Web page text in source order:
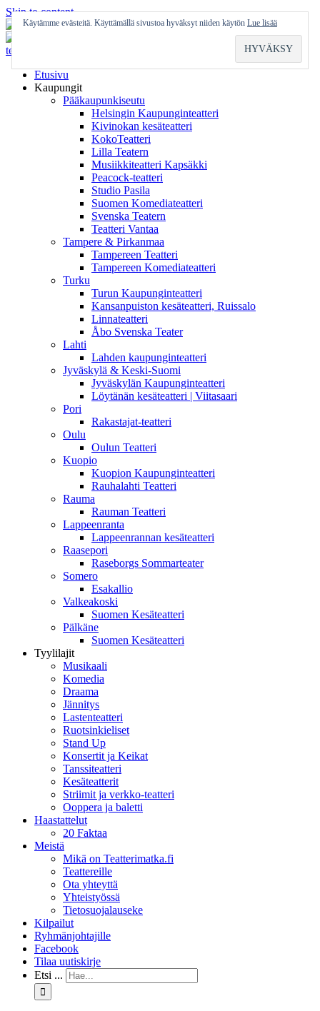
Skip to content
Etusivu
Kaupungit
Pääkaupunkiseutu
Helsingin Kaupunginteatteri
Kivinokan kesäteatteri
KokoTeatteri
Lilla Teatern
Musiikkiteatteri Kapsäkki
Peacock-teatteri
Studio Pasila
Suomen Komediateatteri
Svenska Teatern
Teatteri Vantaa
Tampere & Pirkanmaa
Tampereen Teatteri
Tampereen Komediateatteri
Turku
Turun Kaupunginteatteri
Kansanpuiston kesäteatteri, Ruissalo
Linnateatteri
Åbo Svenska Teater
Lahti
Lahden kaupunginteatteri
Jyväskylä & Keski-Suomi
Jyväskylän Kaupunginteatteri
Löytänän kesäteatteri | Viitasaari
Pori
Rakastajat-teatteri
Oulu
Oulun Teatteri
Kuopio
Kuopion Kaupunginteatteri
Rauhalahti Teatteri
Rauma
Rauman Teatteri
Lappeenranta
Lappeenrannan kesäteatteri
Raasepori
Raseborgs Sommarteater
Somero
Esakallio
Valkeakoski
Suomen Kesäteatteri
Pälkäne
Suomen Kesäteatteri
Tyylilajit
Musikaali
Komedia
Draama
Jännitys
Lastenteatteri
Ruotsinkieliset
Stand Up
Konsertit ja Keikat
Tanssiteatteri
Kesäteatterit
Striimit ja verkko-teatteri
Ooppera ja baletti
Haastattelut
20 Faktaa
Meistä
Mikä on Teatterimatka.fi
Teattereille
Ota yhteyttä
Yhteistyössä
Tietosuojalauseke
Kilpailut
Ryhmänjohtajille
Facebook
Tilaa uutiskirje
Etsi ...
Käytämme evästeitä. Käyttämällä sivustoa hyväksyt niiden käytön Lue lisää